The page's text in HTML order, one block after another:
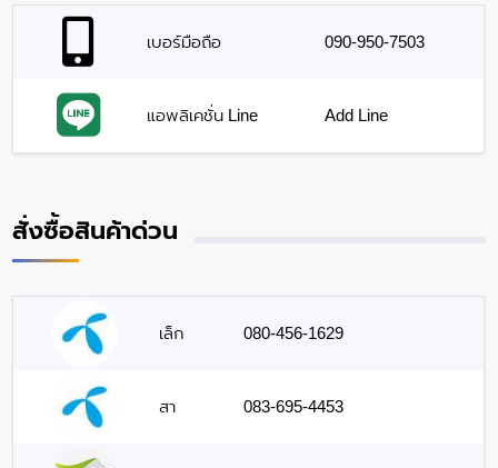
เบอร์มือถือ 090-950-7503
แอพลิเคชั่น Line Add Line
สั่งซื้อสินค้าด่วน
เล็ก 080-456-1629
สา 083-695-4453